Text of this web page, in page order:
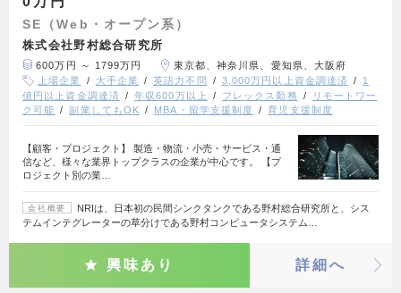
SE（Web・オープン系）
株式会社野村総合研究所
600万円 ～ 1799万円
東京都、神奈川県、愛知県、大阪府
上場企業
大手企業 英語力不問 3,000万円以上資金調達済
1
億円以上資金調達済
年収600万以上 フレックス勤務
リモートワー
ク可能
副業してもOK MBA・留学支援制度 育児支援制度
【顧客・プロジェクト】 製造・物流・小売・サービス・通
信など、様々な業界トップクラスの企業が中心です。 【プ
ロジェクト別の業…
会社概要
NRIは、日本初の民間シンクタンクである野村総合研究所と、シス
テムインテグレーターの草分けである野村コンピュータシステム…
興味あり 詳細へ